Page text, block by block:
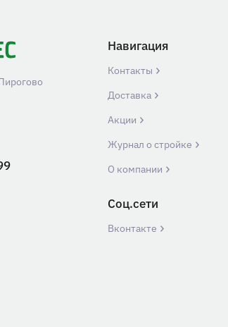
Навигация
Контакты
Доставка
Акции
Журнал о стройке
О компании
Соц.сети
Вконтакте